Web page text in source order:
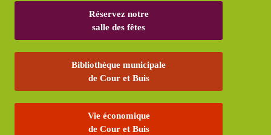
Réservez notre
salle des fêtes
Bibliothèque municipale
de Cour et Buis
Vie économique
de Cour et Buis